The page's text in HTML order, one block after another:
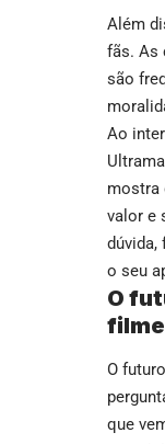
Além
fãs. As
são
Ao
mostra
valor e
dúvida,
o seu
O
filme
O
que